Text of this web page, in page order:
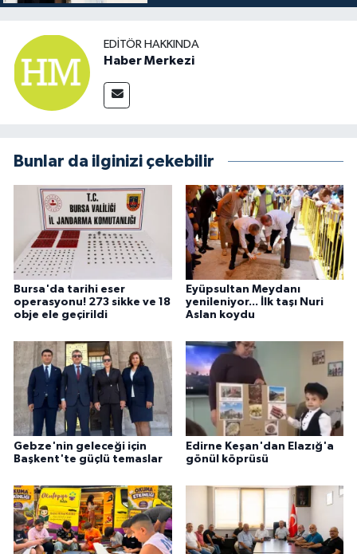
EDITÖR HAKKINDA
Haber Merkezi
Bunlar da ilginizi çekebilir
Bursa'da tarihi eser
operasyonu! 273 sikke ve 18
obje ele geçirildi
Eyüpsultan Meydanı
yenileniyor... İlk taşı Nuri
Aslan koydu
Gebze'nin geleceği için
Başkent'te güçlü temaslar
Edirne Keşan'dan Elazığ'a
gönül köprüsü